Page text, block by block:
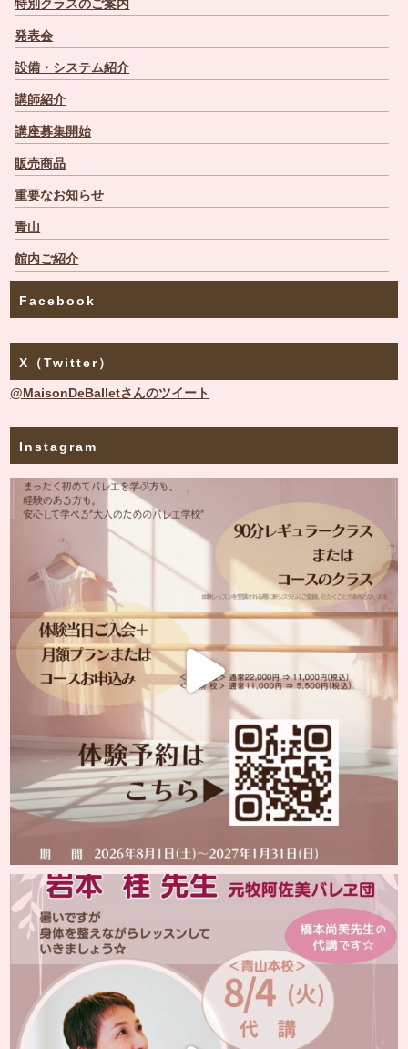
特別クラスのご案内
発表会
設備・システム紹介
講師紹介
講座募集開始
販売商品
重要なお知らせ
青山
館内ご紹介
Facebook
X（Twitter）
@MaisonDeBalletさんのツイート
Instagram